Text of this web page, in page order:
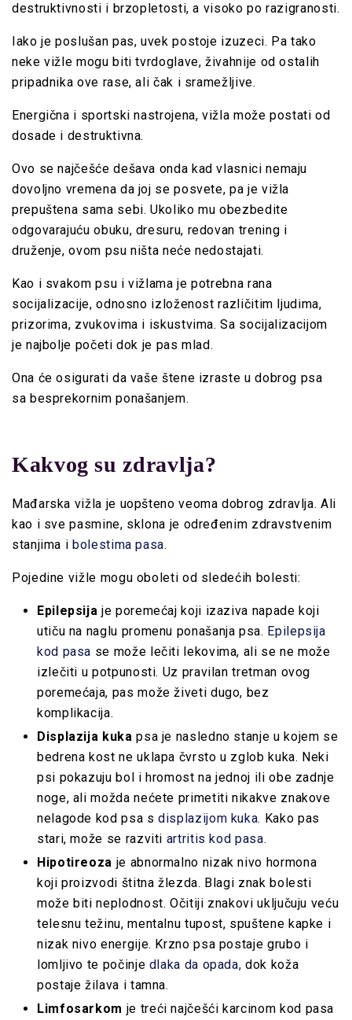
destruktivnosti i brzopletosti, a visoko po razigranosti.
Iako je poslušan pas, uvek postoje izuzeci. Pa tako
neke vižle mogu biti tvrdoglave, živahnije od ostalih
pripadnika ove rase, ali čak i sramežljive.
Energična i sportski nastrojena, vižla može postati od
dosade i destruktivna.
Ovo se najčešće dešava onda kad vlasnici nemaju
dovoljno vremena da joj se posvete, pa je vižla
prepuštena sama sebi. Ukoliko mu obezbedite
odgovarajuću obuku, dresuru, redovan trening i
druženje, ovom psu ništa neće nedostajati.
Kao i svakom psu i vižlama je potrebna rana
socijalizacije, odnosno izloženost različitim ljudima,
prizorima, zvukovima i iskustvima. Sa socijalizacijom
je najbolje početi dok je pas mlad.
Ona će osigurati da vaše štene izraste u dobrog psa
sa besprekornim ponašanjem.
Kakvog su zdravlja?
Mađarska vižla je uopšteno veoma dobrog zdravlja. Ali
kao i sve pasmine, sklona je određenim zdravstvenim
stanjima ibolestima pasa.
Pojedine vižle mogu oboleti od sledećih bolesti:
Epilepsijaje poremećaj koji izaziva napade koji
utiču na naglu promenu ponašanja psa. Epilepsija
kod pasa se može lečiti lekovima, ali se ne može
izlečiti u potpunosti. Uz pravilan tretman ovog
poremećaja, pas može živeti dugo, bez
komplikacija.
Displazija kuka psa je nasledno stanje u kojem se
bedrena kost ne uklapa čvrsto u zglob kuka. Neki
psi pokazuju bol i hromost na jednoj ili obe zadnje
noge, ali možda nećete primetiti nikakve znakove
nelagode kod psa sdisplazijom kuka. Kako pas
stari, može se razviti artritis kod pasa.
Hipotireoza je abnormalno nizak nivo hormona
koji proizvodi štitna žlezda. Blagi znak bolesti
može biti neplodnost. Očitiji znakovi uključuju veću
telesnu težinu, mentalnu tupost, spuštene kapke i
nizak nivo energije. Krzno psa postaje grubo i
lomljivo te počinje dlaka da opada, dok koža
postaje žilava i tamna.
Limfosarkom je treći najčešći karcinom kod pasa